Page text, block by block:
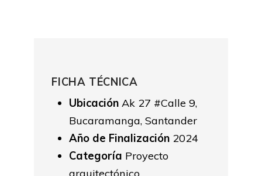
FICHA TÉCNICA
Ubicación Ak 27 #Calle 9,
Bucaramanga, Santander
Año de Finalización 2024
Categoría Proyecto